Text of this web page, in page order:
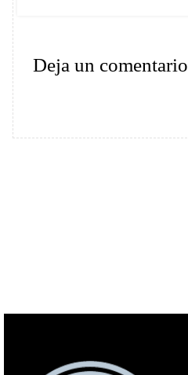
Deja un comentario